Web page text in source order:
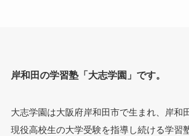
岸和田の学習塾「大志学園」です。
大志学園は大阪府岸和田市で生まれ、岸和
現役高校生の大学受験を指導し続ける学習